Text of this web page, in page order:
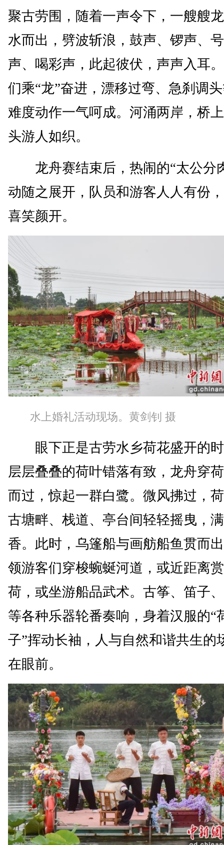
聚古劳围，随着一声令下，一艘艘
水而出，劈波斩浪，鼓声、锣声、
声、喝彩声，此起彼伏，声声入耳
们乘“龙”奋进，漂移过弯、急刹调
难度动作一气呵成。河涌两岸，桥
头游人如织。
龙舟赛结束后，热闹的“太公分
动随之展开，队员和游客人人有份
喜笑颜开。
水上婚礼活动现场。黄剑钊 摄
眼下正是古劳水乡荷花盛开的
层层叠叠的荷叶错落有致，龙舟穿
而过，惊起一群白鹭。微风拂过，
古塘畔、栈道、亭台间轻轻摇曳，
香。此时，乌篷船与画舫船鱼贯而
领游客们穿梭蜿蜒河道，或近距离
荷，或坐游船品武术。古筝、笛子
等各种乐器轮番奏响，身着汉服的“
子”挥动长袖，人与自然和谐共生的
在眼前。